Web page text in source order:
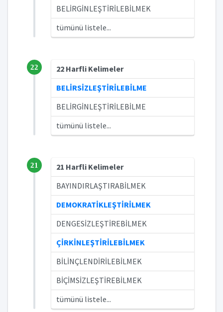
BELİRGİNLEŞTİRİLEBİLMEK
tümünü listele...
22
22 Harfli Kelimeler
BELİRSİZLEŞTİRİLEBİLME
BELİRGİNLEŞTİRİLEBİLME
tümünü listele...
21
21 Harfli Kelimeler
BAYINDIRLAŞTIRABİLMEK
DEMOKRATİKLEŞTİRİLMEK
DENGESİZLEŞTİREBİLMEK
ÇİRKİNLEŞTİRİLEBİLMEK
BİLİNÇLENDİRİLEBİLMEK
BİÇİMSİZLEŞTİREBİLMEK
tümünü listele...